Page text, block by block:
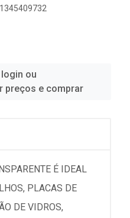
ou
preços e comprar
É IDEAL
PLACAS DE
DE VIDROS,